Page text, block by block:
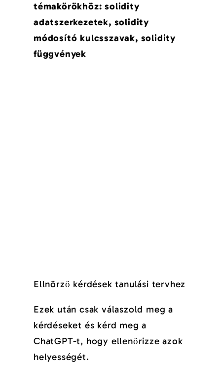
témakörökhöz: solidity
adatszerkezetek, solidity
módosító kulcsszavak, solidity
függvények
Ellnörző kérdések tanulási tervhez
Ezek után csak válaszold meg a
kérdéseket és kérd meg a
ChatGPT-t, hogy ellenőrizze azok
helyességét.